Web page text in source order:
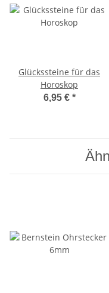
Glückssteine für das
Horoskop
6,95 € *